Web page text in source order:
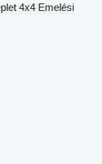
4x4 Emelési